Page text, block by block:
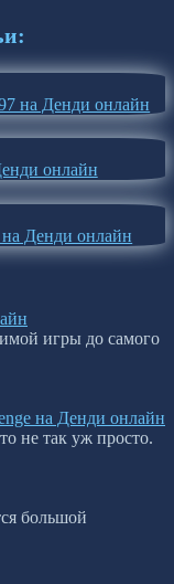
на Денди онлайн
онлайн
Денди онлайн
игры до самого
на Денди онлайн
не так уж просто.
большой